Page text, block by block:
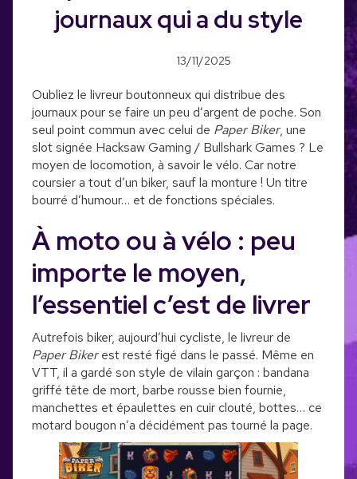
journaux qui a du style
13/11/2025
Oubliez le livreur boutonneux qui distribue des
journaux pour se faire un peu d’argent de poche. Son
seul point commun avec celui de Paper Biker, une
slot signée Hacksaw Gaming / Bullshark Games ? Le
moyen de locomotion, à savoir le vélo. Car notre
coursier a tout d’un biker, sauf la monture ! Un titre
bourré d’humour… et de fonctions spéciales.
À moto ou à vélo : peu
importe le moyen,
l’essentiel c’est de livrer
Autrefois biker, aujourd’hui cycliste, le livreur de
Paper Bikerest resté figé dans le passé. Même en
VTT, il a gardé son style de vilain garçon : bandana
griffé tête de mort, barbe rousse bien fournie,
manchettes et épaulettes en cuir clouté, bottes… ce
motard bougon n’a décidément pas tourné la page.